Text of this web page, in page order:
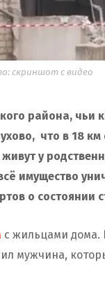
скриншот с видео
района, чьи
что в 18
у
имущество
о состоянии
с жильцами дома.
мужчина,